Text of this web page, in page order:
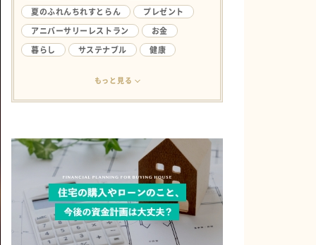
夏のふれんちれすとらん
プレゼント
アニバーサリーレストラン
お金
暮らし
サステナブル
健康
もっと見る